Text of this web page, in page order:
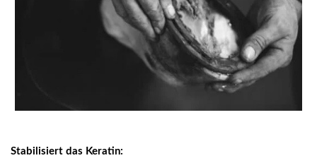
Stabilisiert das Keratin: